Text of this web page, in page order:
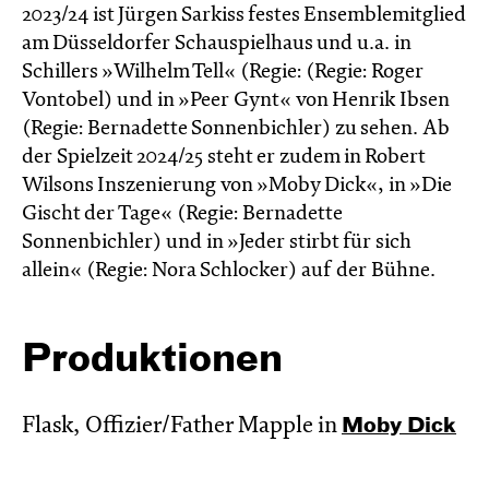
2023/24 ist Jürgen Sarkiss festes Ensemblemitglied
am Düsseldorfer Schauspielhaus und u.a. in
Schillers »Wilhelm Tell« (Regie: (Regie: Roger
Vontobel) und in »Peer Gynt« von Henrik Ibsen
(Regie: Bernadette Sonnenbichler) zu sehen. Ab
der Spielzeit 2024/25 steht er zudem in Robert
Wilsons Inszenierung von »Moby Dick«, in »Die
Gischt der Tage« (Regie: Bernadette
Sonnenbichler) und in »Jeder stirbt für sich
allein« (Regie: Nora Schlocker) auf der Bühne.
Produktionen
Flask, Offizier/Father Mapple in Moby Dick